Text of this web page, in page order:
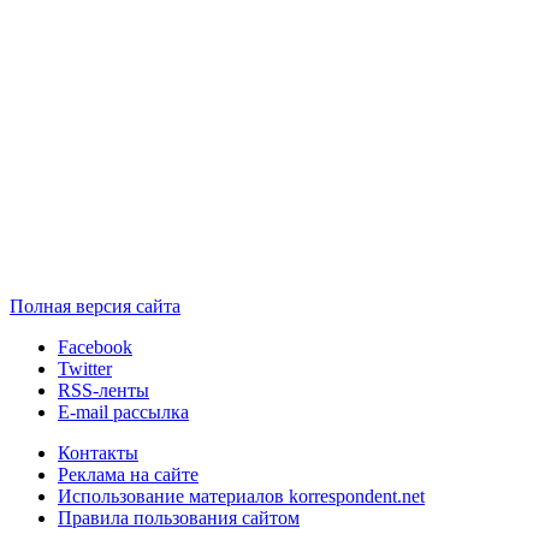
Полная версия сайта
Facebook
Twitter
RSS-ленты
E-mail рассылка
Контакты
Реклама на сайте
Использование материалов korrespondent.net
Правила пользования сайтом